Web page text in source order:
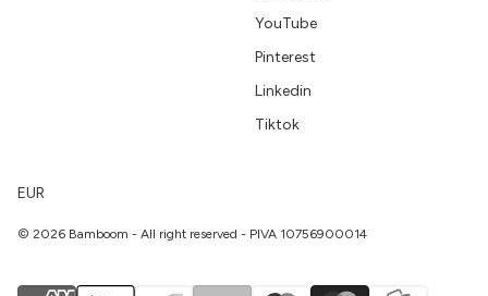
YouTube
Pinterest
Linkedin
Tiktok
EUR
© 2026 Bamboom - All right reserved - PIVA 10756900014